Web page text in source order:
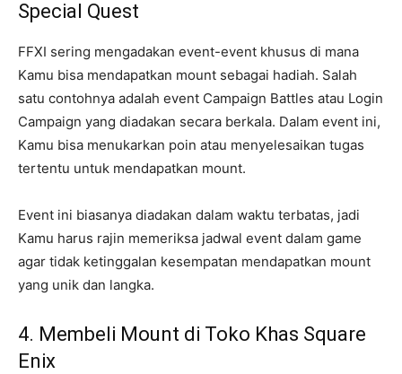
Special Quest
FFXI sering mengadakan event-event khusus di mana
Kamu bisa mendapatkan mount sebagai hadiah. Salah
satu contohnya adalah event Campaign Battles atau Login
Campaign yang diadakan secara berkala. Dalam event ini,
Kamu bisa menukarkan poin atau menyelesaikan tugas
tertentu untuk mendapatkan mount.
Event ini biasanya diadakan dalam waktu terbatas, jadi
Kamu harus rajin memeriksa jadwal event dalam game
agar tidak ketinggalan kesempatan mendapatkan mount
yang unik dan langka.
4. Membeli Mount di Toko Khas Square
Enix